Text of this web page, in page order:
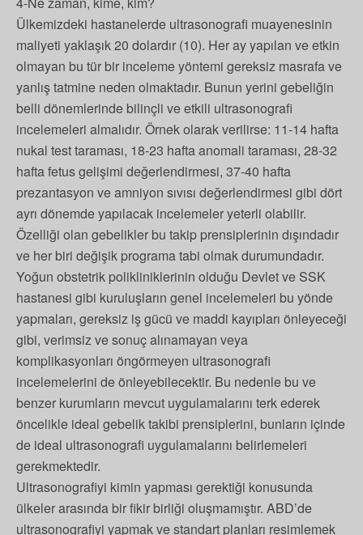
Ülkemizdeki hastanelerde ultrasonografi muayenesinin
maliyeti yaklaşık 20 dolardır (10). Her ay yapılan ve etkin
olmayan bu tür bir inceleme yöntemi gereksiz masrafa ve
yanlış tatmine neden olmaktadır. Bunun yerini gebeliğin
belli dönemlerinde bilinçli ve etkili ultrasonografi
incelemeleri almalıdır. Örnek olarak verilirse: 11-14 hafta
nukal test taraması, 18-23 hafta anomali taraması, 28-32
hafta fetus gelişimi değerlendirmesi, 37-40 hafta
prezantasyon ve amniyon sıvısı değerlendirmesi gibi dört
ayrı dönemde yapılacak incelemeler yeterli olabilir.
Özelliği olan gebelikler bu takip prensiplerinin dışındadır
ve her biri değişik programa tabi olmak durumundadır.
Yoğun obstetrik polikliniklerinin olduğu Devlet ve SSK
hastanesi gibi kuruluşların genel incelemeleri bu yönde
yapmaları, gereksiz iş gücü ve maddi kayıpları önleyeceği
gibi, verimsiz ve sonuç alınamayan veya
komplikasyonları öngörmeyen ultrasonografi
incelemelerini de önleyebilecektir. Bu nedenle bu ve
benzer kurumların mevcut uygulamalarını terk ederek
öncelikle ideal gebelik takibi prensiplerini, bunların içinde
de ideal ultrasonografi uygulamalarını belirlemeleri
gerekmektedir.
Ultrasonografiyi kimin yapması gerektiği konusunda
ülkeler arasında bir fikir birliği oluşmamıştır. ABD’de
ultrasonografiyi yapmak ve standart planları resimlemek